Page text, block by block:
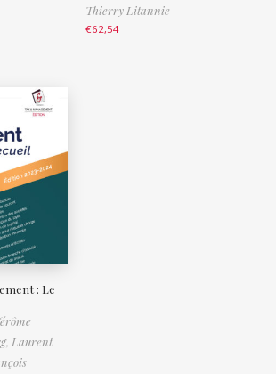
Thierry Litannie
€62,54
: Le
Laurent